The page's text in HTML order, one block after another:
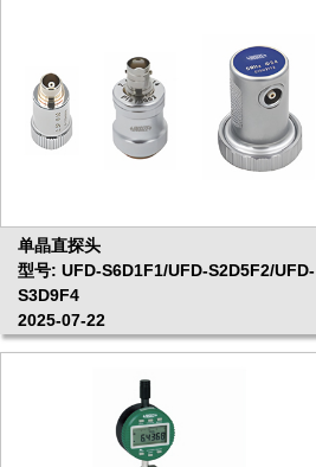
单晶直探头
型号: UFD-S6D1F1/UFD-S2D5F2/UFD-
S3D9F4
2025-07-22